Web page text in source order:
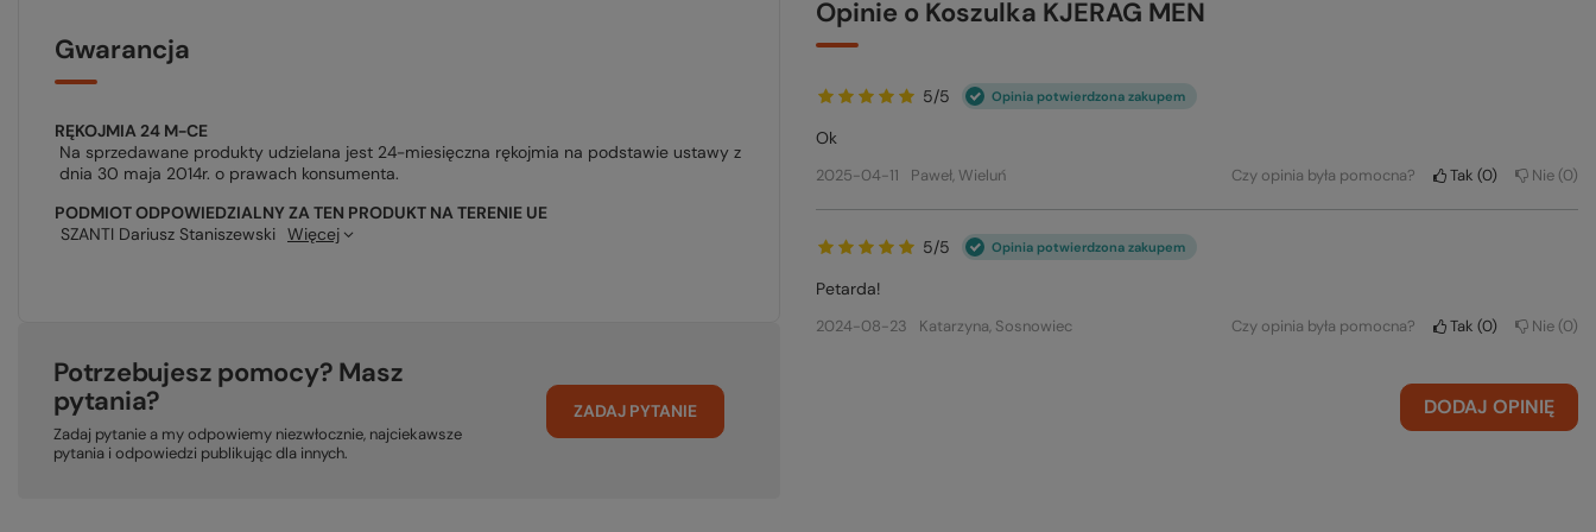
Gwarancja
RĘKOJMIA 24 M-CE
Na sprzedawane produkty udzielana jest 24-miesięczna rękojmia na podstawie ustawy z
dnia 30 maja 2014r. o prawach konsumenta.
PODMIOT ODPOWIEDZIALNY ZA TEN PRODUKT NA TERENIE UE
SZANTI Dariusz Staniszewski Więcej
Potrzebujesz pomocy? Masz
pytania?
Zadaj pytanie a my odpowiemy niezwłocznie, najciekawsze
pytania i odpowiedzi publikując dla innych.
ZADAJ PYTANIE
Opinie o Koszulka KJERAG MEN
5/5 Opinia potwierdzona zakupem
Ok
2025-04-11 Paweł, Wieluń Czy opinia była pomocna? Tak 0 Nie 0
5/5 Opinia potwierdzona zakupem
Petarda!
2024-08-23 Katarzyna, Sosnowiec Czy opinia była pomocna? Tak 0 Nie 0
DODAJ OPINIĘ